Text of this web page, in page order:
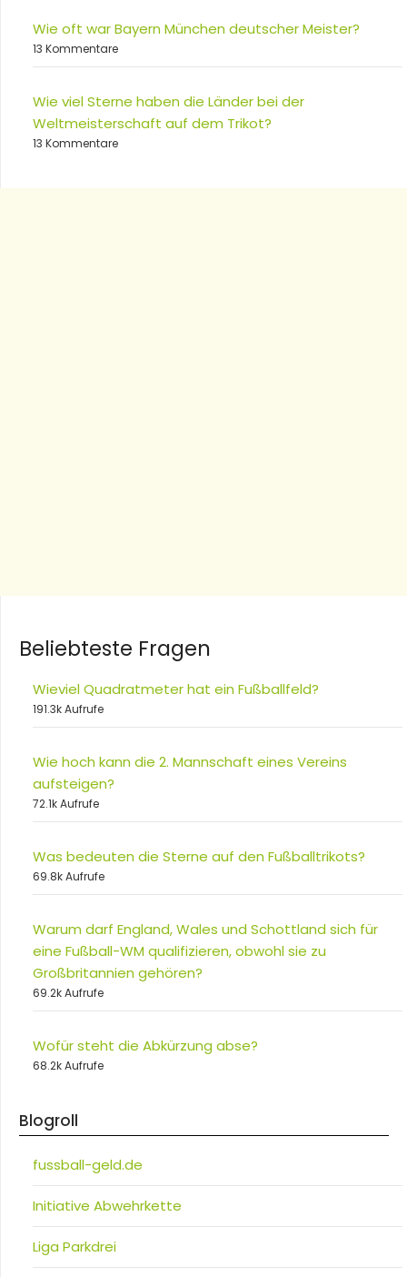
Wie oft war Bayern München deutscher Meister?
13 Kommentare
Wie viel Sterne haben die Länder bei der
Weltmeisterschaft auf dem Trikot?
13 Kommentare
Beliebteste Fragen
Wieviel Quadratmeter hat ein Fußballfeld?
191.3k Aufrufe
Wie hoch kann die 2. Mannschaft eines Vereins
aufsteigen?
72.1k Aufrufe
Was bedeuten die Sterne auf den Fußballtrikots?
69.8k Aufrufe
Warum darf England, Wales und Schottland sich für
eine Fußball-WM qualifizieren, obwohl sie zu
Großbritannien gehören?
69.2k Aufrufe
Wofür steht die Abkürzung abse?
68.2k Aufrufe
Blogroll
fussball-geld.de
Initiative Abwehrkette
Liga Parkdrei